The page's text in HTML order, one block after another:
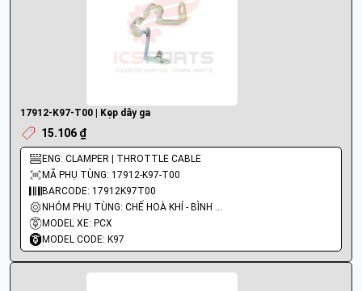
17912-K97-T00 | Kẹp dây ga
15.106 ₫
ENG: CLAMPER | THROTTLE CABLE
MÃ PHỤ TÙNG: 17912-K97-T00
BARCODE: 17912K97T00
NHÓM PHỤ TÙNG: CHẾ HOÀ KHÍ - BÌNH XĂNG CON - BƠM XĂNG
MODEL XE: PCX
MODEL CODE: K97